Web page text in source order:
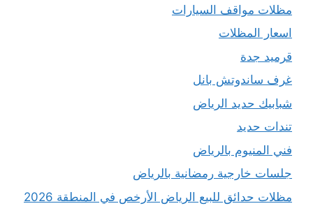
مظلات مواقف السيارات
اسعار المظلات
قرميد جدة
غرف ساندوتش بانل
شبابيك حديد الرياض
تندات حديد
فني المنيوم بالرياض
جلسات خارجية رمضانية بالرياض
مظلات حدائق للبيع الرياض الأرخص في المنطقة 2026